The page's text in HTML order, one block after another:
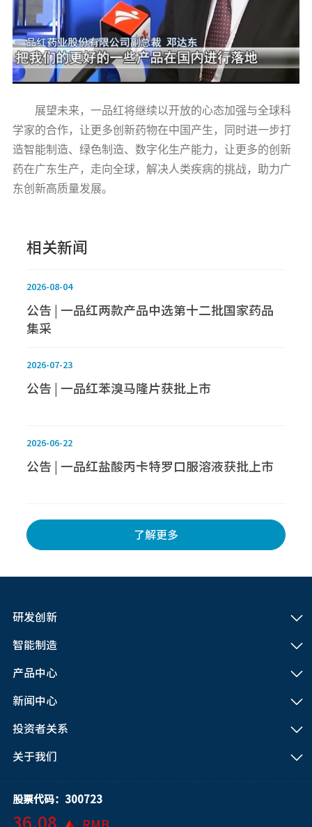
展望未来，一品红将继续以开放的心态加强与全球科
学家的合作，让更多创新药物在中国产生，同时进一步打
造智能制造、绿色制造、数字化生产能力，让更多的创新
药在广东生产，走向全球，解决人类疾病的挑战，助力广
东创新高质量发展。
相关新闻
2026-08-04
公告 | 一品红两款产品中选第十二批国家药品
集采
2026-07-23
公告 | 一品红苯溴马隆片获批上市
2026-06-22
公告 | 一品红盐酸丙卡特罗口服溶液获批上市
了解更多
研发创新
智能制造
产品中心
新闻中心
投资者关系
关于我们
股票代码：300723
36.08 RMB